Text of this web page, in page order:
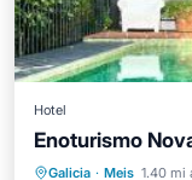
Hotel
Enoturismo
Galicia · Meis 1.40 mi
Frente al